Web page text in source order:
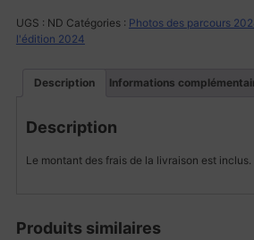
UGS : ND Catégories : Photos des parcours
l'édition 2024
Description Informations
Description
Le montant des frais de la livraison est inclus.
Produits similaires